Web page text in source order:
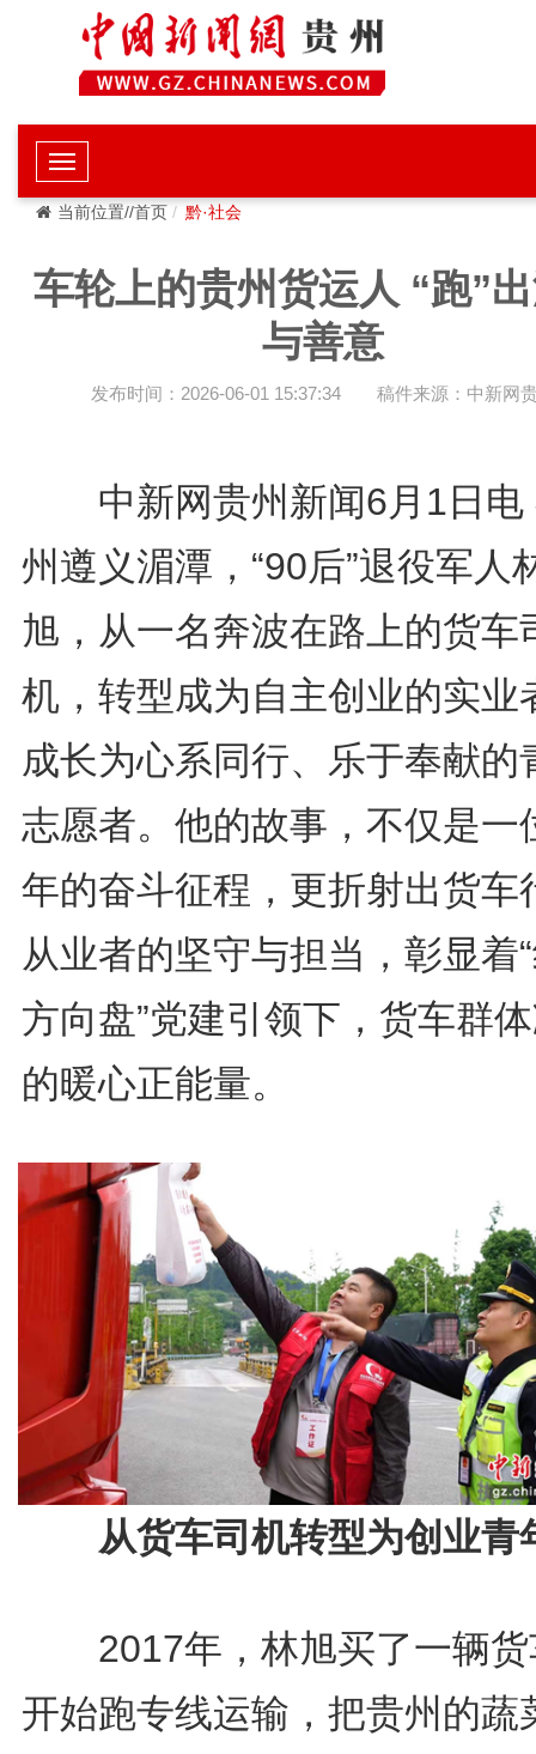
当前位置//首页 黔·社会
车轮上的贵州货运人 “跑”
与善意
发布时间：2026-06-01 15:37:34 稿件来源：中新网
中新网贵州新闻6月1日电
州遵义湄潭，“90后”退役军人
旭，从一名奔波在路上的货车
机，转型成为自主创业的实业
成长为心系同行、乐于奉献的
志愿者。他的故事，不仅是一
年的奋斗征程，更折射出货车
从业者的坚守与担当，彰显着
方向盘”党建引领下，货车群
的暖心正能量。
从货车司机转型为创业青
2017年，林旭买了一辆货
开始跑专线运输，把贵州的蔬